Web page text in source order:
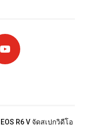
R6 V จัดสเปกวิดีโอ